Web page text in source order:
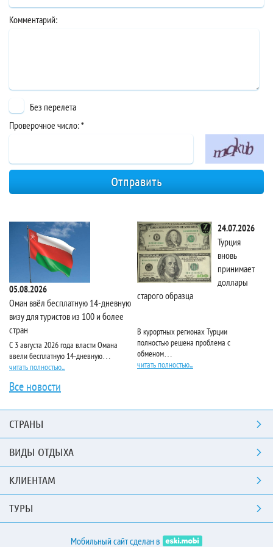
: около 3 часов.
Комментарий:
Без перелета
Проверочное число: *
05.08.2026
Оман ввёл бесплатную 14-дневную
визу для туристов из 100 и более
стран
С 3 августа 2026 года власти Омана
ввели бесплатную 14-дневную…
читать полностью...
24.07.2026
Турция
вновь
принимает
доллары
старого образца
В курортных регионах Турции
полностью решена проблема с
обменом…
читать полностью...
Все новости
СТРАНЫ
ВИДЫ ОТДЫХА
КЛИЕНТАМ
ТУРЫ
Мобильный сайт сделан в